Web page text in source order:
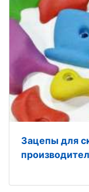
Зацепы для